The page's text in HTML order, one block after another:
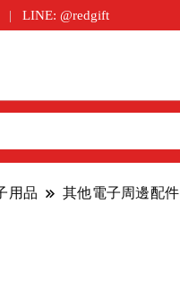
LINE: @redgift
用品 其他電子周邊配件